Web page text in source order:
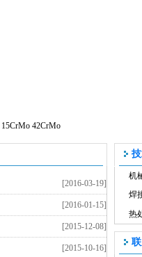
15CrMo 42CrMo
[2016-03-19]
[2016-01-15]
[2015-12-08]
[2015-10-16]
机
焊
热